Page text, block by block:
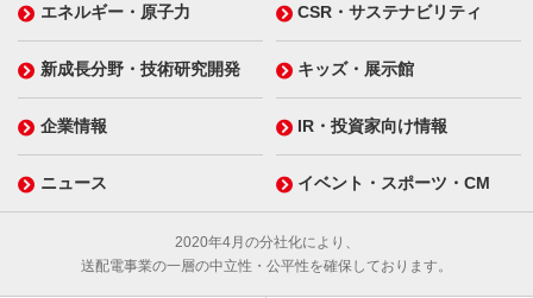
エネルギー・原子力 CSR・サステナビリティ
新成長分野・技術研究開発 キッズ・展示館
企業情報 IR・投資家向け情報
ニュース イベント・スポーツ・CM
2020年4月の分社化により、
送配電事業の一層の中立性・公平性を確保しております。